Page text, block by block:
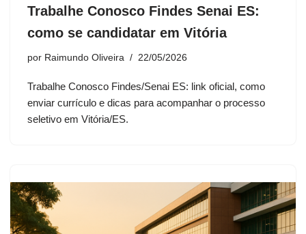
Trabalhe Conosco Findes Senai ES:
como se candidatar em Vitória
por Raimundo Oliveira 22/05/2026
Trabalhe Conosco Findes/Senai ES: link oficial, como
enviar currículo e dicas para acompanhar o processo
seletivo em Vitória/ES.